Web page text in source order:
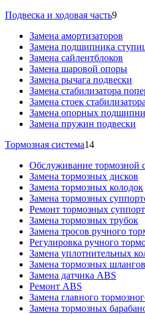
Подвеска и ходовая часть9
Замена амортизаторов
Замена подшипника
Замена сайлентблоков
Замена шаровой опоры
Замена рычага подвески
Замена стабилизатора
Замена стоек стабилизатора
Замена опорных
Замена пружин подвески
Тормозная система14
Обслуживание тормозной
Замена тормозных дисков
Замена тормозных колодок
Замена тормозных
Ремонт тормозных
Замена тормозных трубок
Замена тросов ручного
Регулировка ручного
Замена уплотнительных
Замена тормозных шлангов
Замена датчика ABS
Ремонт ABS
Замена главного
Замена тормозных